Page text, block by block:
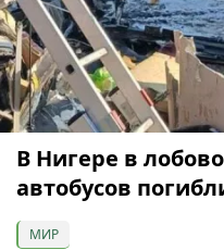
В Нигере в
автобусов
МИР